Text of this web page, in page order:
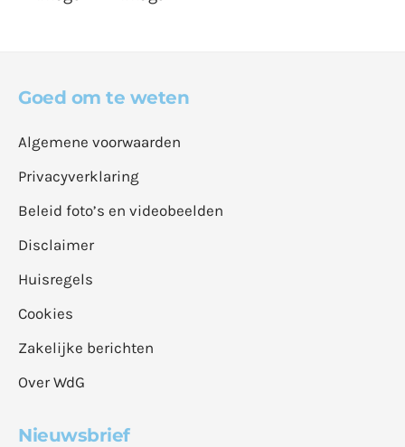
Goed om te weten
Algemene voorwaarden
Privacyverklaring
Beleid foto’s en videobeelden
Disclaimer
Huisregels
Cookies
Zakelijke berichten
Over WdG
Nieuwsbrief